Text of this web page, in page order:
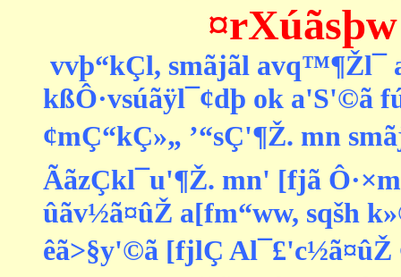
¤rXúãsþw
vvþ“kÇl, smãjãl a­vq™¶Žl¯
kßÔ·vsúãÿl¯¢dþ ok
¢mÇ“kÇ»„ ’“sÇ'¶Ž. mn
ÃãzÇkl¯u'¶Ž. mn' [fjã
ûãv½ã¤ûŽ a[fm“ww, sqšh
êã>§y'©ã [fjlÇ